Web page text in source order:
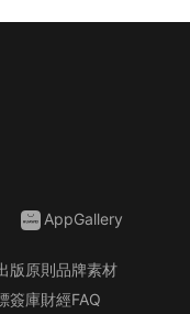
AppGallery
版原則品牌素材
簽庫財經FAQ